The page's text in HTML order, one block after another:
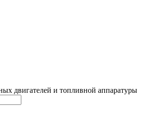
двигателей и топливной аппаратуры